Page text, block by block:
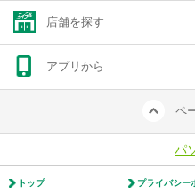
店舗を探す
アプリから
ペ
パ
トップ プライバシー